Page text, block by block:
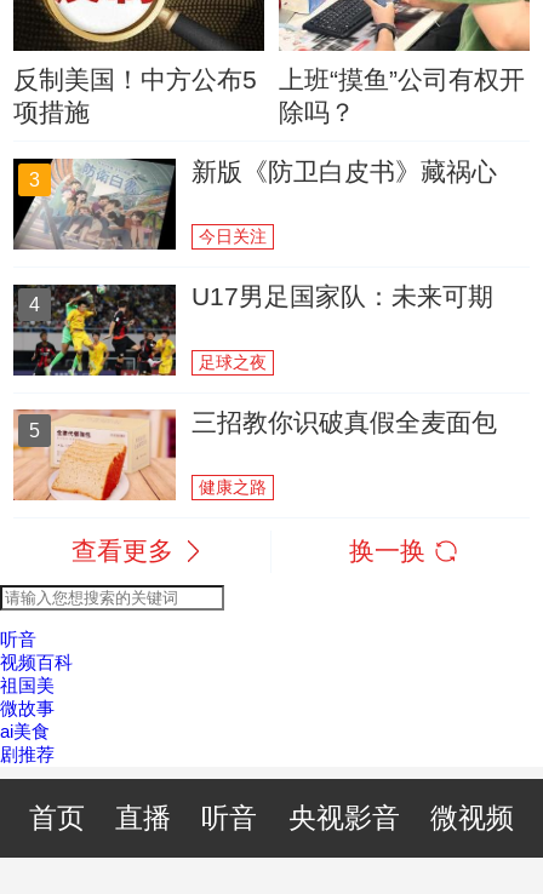
反制美国！中方公布5
项措施
上班“摸鱼”公司有权开
除吗？
3 新版《防卫白皮书》藏祸心
今日关注
4 U17男足国家队：未来可期
足球之夜
5 三招教你识破真假全麦面包
健康之路
查看更多 换一换
听音
视频百科
祖国美
微故事
ai美食
剧推荐
首页 直播 听音 央视影音 微视频